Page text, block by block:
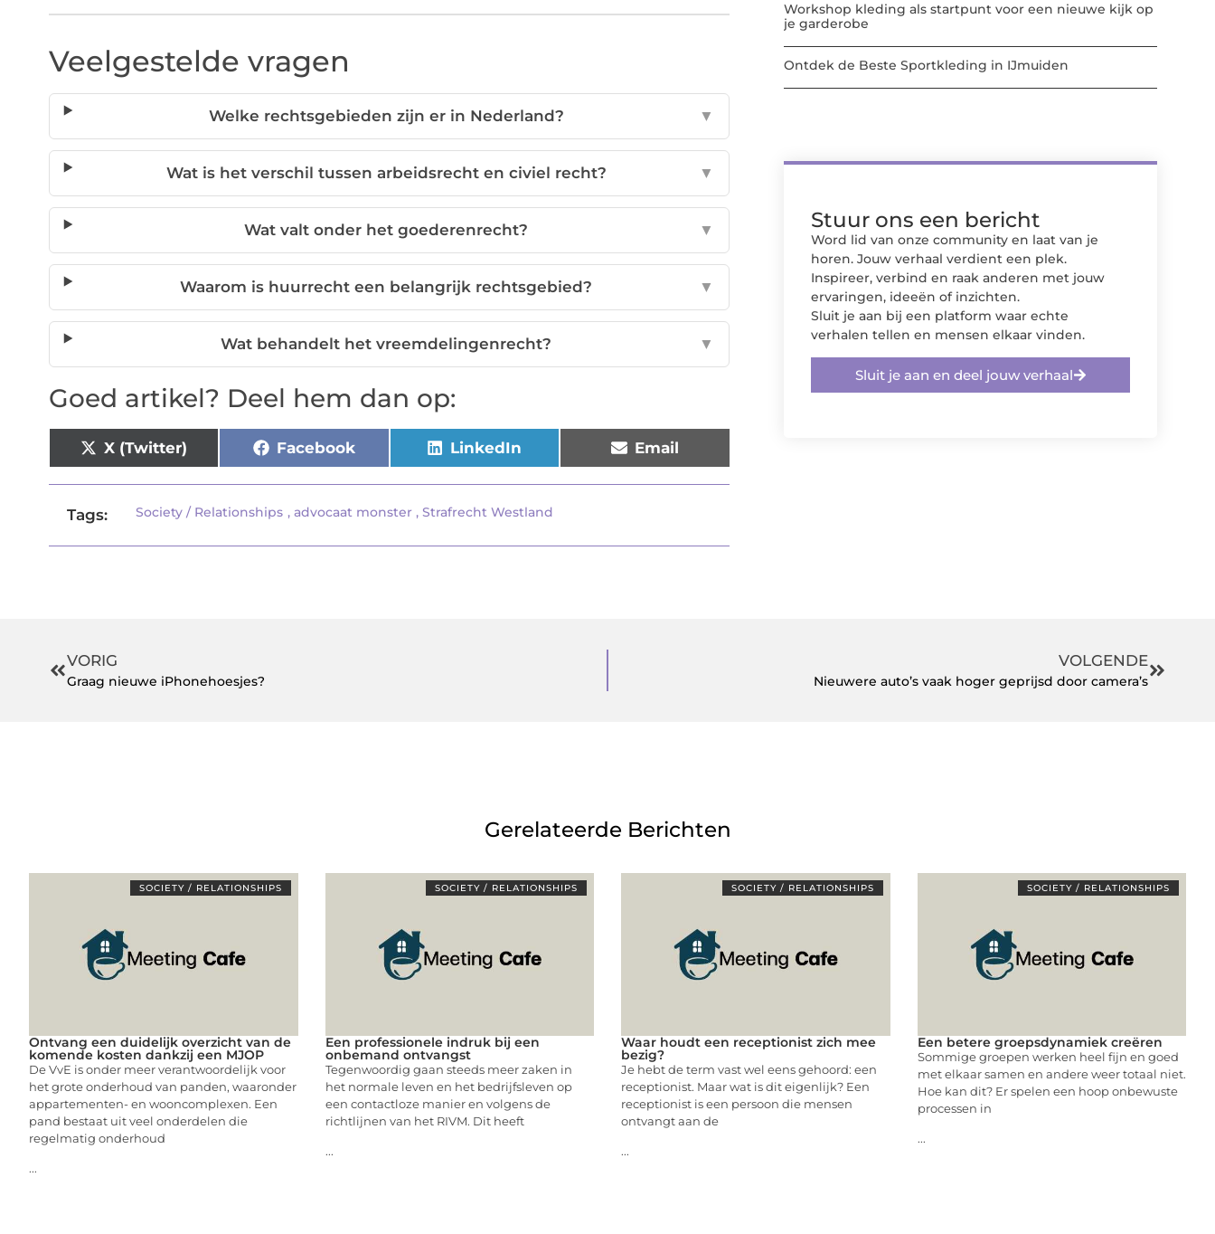
Veelgestelde vragen
Welke rechtsgebieden zijn er in Nederland? ▼
Wat is het verschil tussen arbeidsrecht en civiel recht? ▼
Wat valt onder het goederenrecht? ▼
Waarom is huurrecht een belangrijk rechtsgebied? ▼
Wat behandelt het vreemdelingenrecht? ▼
Goed artikel? Deel hem dan op:
X (Twitter) Facebook LinkedIn Email
Tags: Society / Relationships ,advocaat monster ,Strafrecht Westland
Workshop kleding als startpunt voor een nieuwe kijk op
je garderobe
Ontdek de Beste Sportkleding in IJmuiden
Stuur ons een bericht
Word lid van onze community en laat van je
horen. Jouw verhaal verdient een plek.
Inspireer, verbind en raak anderen met jouw
ervaringen, ideeën of inzichten.
Sluit je aan bij een platform waar echte
verhalen tellen en mensen elkaar vinden.
Sluit je aan en deel jouw verhaal
VORIG
Graag nieuwe iPhonehoesjes?
VOLGENDE
Nieuwere auto’s vaak hoger geprijsd door camera’s
Gerelateerde Berichten
SOCIETY / RELATIONSHIPS
Ontvang een duidelijk overzicht van de
komende kosten dankzij een MJOP
De VvE is onder meer verantwoordelijk voor
het grote onderhoud van panden, waaronder
appartementen- en wooncomplexen. Een
pand bestaat uit veel onderdelen die
regelmatig onderhoud
...
SOCIETY / RELATIONSHIPS
Een professionele indruk bij een
onbemand ontvangst
Tegenwoordig gaan steeds meer zaken in
het normale leven en het bedrijfsleven op
een contactloze manier en volgens de
richtlijnen van het RIVM. Dit heeft
...
SOCIETY / RELATIONSHIPS
Waar houdt een receptionist zich mee
bezig?
Je hebt de term vast wel eens gehoord: een
receptionist. Maar wat is dit eigenlijk? Een
receptionist is een persoon die mensen
ontvangt aan de
...
SOCIETY / RELATIONSHIPS
Een betere groepsdynamiek creëren
Sommige groepen werken heel fijn en goed
met elkaar samen en andere weer totaal niet.
Hoe kan dit? Er spelen een hoop onbewuste
processen in
...